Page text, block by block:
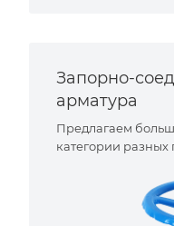
Запорно-
арматура
Предлагаем
категории разных